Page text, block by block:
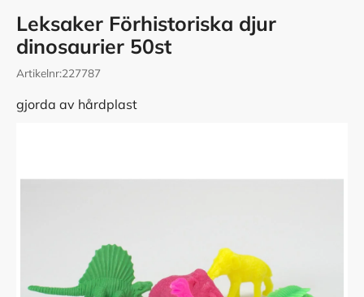
Leksaker Förhistoriska djur
dinosaurier 50st
Artikelnr 227787
gjorda av hårdplast